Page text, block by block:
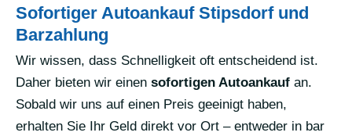
Sofortiger Autoankauf Stipsdorf und
Barzahlung
Wir wissen, dass Schnelligkeit oft entscheidend ist.
Daher bieten wir einen sofortigen Autoankauf an.
Sobald wir uns auf einen Preis geeinigt haben,
erhalten Sie Ihr Geld direkt vor Ort – entweder in bar